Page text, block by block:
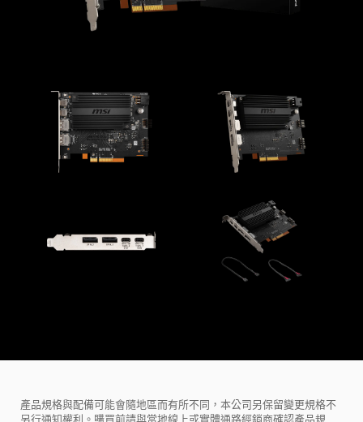
產品規格與配備可能會隨地區而有所不同，本公司另保留變更規格不
另行通知權利。購買前請與當地線上或實體通路經銷商確認產品規